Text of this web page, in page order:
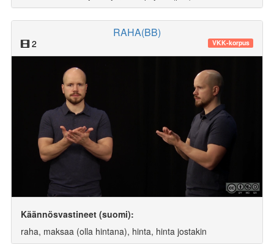
RAHA(BB)
2 VKK-korpus
Käännösvastineet (suomi):
raha, maksaa (olla hintana), hinta, hinta jostakin